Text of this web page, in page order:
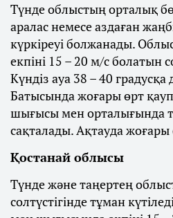
Түнде облыстың орталық
аралас немесе аздаған
күркіреуі болжанады.
екпіні 15 – 20 м/с болатын
Күндіз ауа 38 – 40
Батысында жоғары өрт
шығысы мен орталығында
сақталады. Ақтауда жоғары
Қостанай облысы
Түнде және таңертең
солтүстігінде тұман